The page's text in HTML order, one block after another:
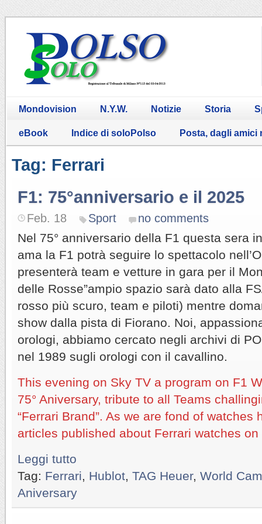
Mondovision N.Y.W. Notizie Storia
eBook Indice di soloPolso Posta, dagli amici
Tag: Ferrari
F1: 75°anniversario e il 2025
Feb. 18 Sport no comments
Nel 75° anniversario della F1 questa sera
ama la F1 potrà seguire lo spettacolo
presenterà team e vetture in gara per il
delle Rosse”ampio spazio sarà dato alla
rosso più scuro, team e piloti) mentre
show dalla pista di Fiorano. Noi,
orologi, abbiamo cercato negli archivi di
nel 1989 sugli orologi con il cavallino.
This evening on Sky TV a program on F1
75° Aniversary, tribute to all Teams
“Ferrari Brand”. As we are fond of watches
articles published about Ferrari watches on
Leggi tutto
Tag: Ferrari Hublot TAG Heuer, World
Aniversary